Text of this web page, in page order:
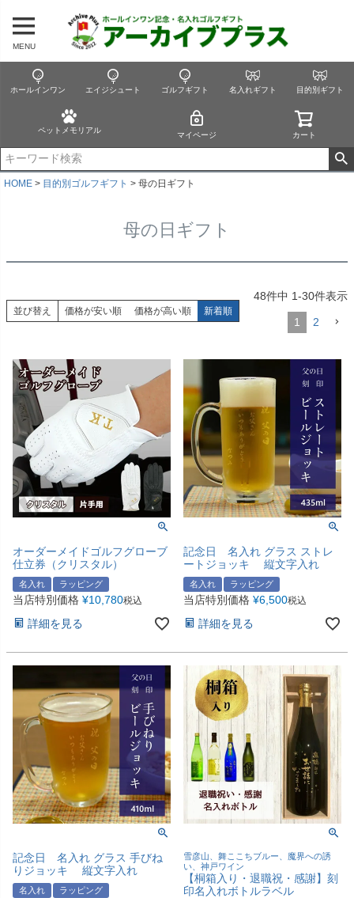
MENU
ホールインワン エイジシュート ゴルフギフト 名入れギフト 目的別ギフト
ペットメモリアル
マイページ カート
HOME 目的別ゴルフギフト 母の日ギフト
母の日ギフト
並び替え 価格が安い順 価格が高い順 新着順
48件中 1-30件表示
1 2
オーダーメイドゴルフグローブ
仕立券（クリスタル）
名入れ ラッピング
当店特別価格 ¥10,780税込
詳細を見る
記念日 名入れ グラス ストレ
ートジョッキ 縦文字入れ
名入れ ラッピング
当店特別価格 ¥6,500税込
詳細を見る
記念日 名入れ グラス 手びね
りジョッキ 縦文字入れ
名入れ ラッピング
雪彦山、舞ここちブルー、魔界への誘
い、神戸ワイン
【桐箱入り・退職祝・感謝】刻
印名入れボトルラベル